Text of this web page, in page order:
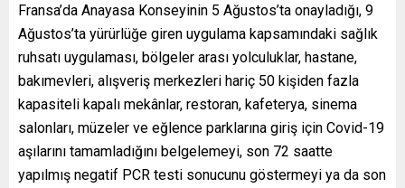
Fransa’da Anayasa Konseyinin 5 Ağustos’ta onayladığı, 9
Ağustos’ta yürürlüğe giren uygulama kapsamındaki sağlık
ruhsatı uygulaması, bölgeler arası yolculuklar, hastane,
bakımevleri, alışveriş merkezleri hariç 50 kişiden fazla
kapasiteli kapalı mekânlar, restoran, kafeterya, sinema
salonları, müzeler ve eğlence parklarına giriş için Covid-19
aşılarını tamamladığını belgelemeyi, son 72 saatte
yapılmış negatif PCR testi sonucunu göstermeyi ya da son